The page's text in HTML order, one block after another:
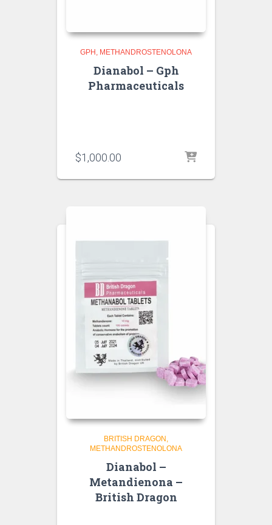
GPH METHANDROSTENOLONA
Dianabol – Gph
Pharmaceuticals
$1,000.00
BRITISH DRAGON
METHANDROSTENOLONA
Dianabol –
Metandienona –
British Dragon